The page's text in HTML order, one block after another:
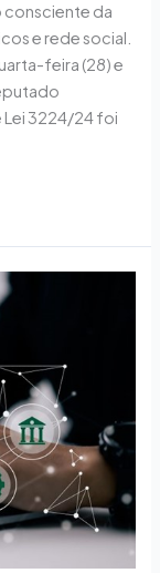
consciente da
e rede social.
feira (28) e
Lei 3224/24 foi